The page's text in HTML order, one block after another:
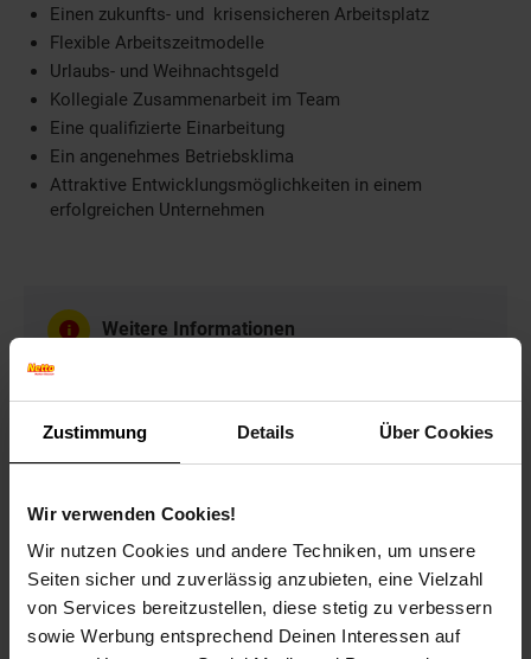
Zustimmung Details Über Cookies
Wir verwenden Cookies!
Wir nutzen Cookies und andere Techniken, um unsere
Seiten sicher und zuverlässig anzubieten, eine Vielzahl
von Services bereitzustellen, diese stetig zu verbessern
sowie Werbung entsprechend Deinen Interessen auf
Einen zukunfts- und krisensicheren Arbeitsplatz
Flexible Arbeitszeitmodelle
Urlaubs- und Weihnachtsgeld
Kollegiale Zusammenarbeit im Team
Eine qualifizierte Einarbeitung
Ein angenehmes Betriebsklima
Attraktive Entwicklungsmöglichkeiten in einem
erfolgreichen Unternehmen
Weitere Informationen
Folge uns auf Social Media!